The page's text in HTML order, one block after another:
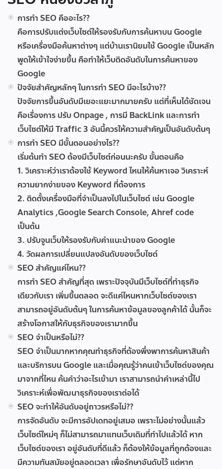
การทำ SEO คืออะไร??
คือการปรับแต่งเว็บไซต์ให้รองรับกับการค้นหาบน Google
หรือเครื่องมือค้นหาต่างๆ แต่บ้านเรานิยมใช้ Google เป็นหลัก
พูดให้เข้าใจง่ายขึ้น คือทำให้เว็บติดอันดับในการค้นหาของ
Google
ปัจจัยสำคัญหลักๆ ในการทำ SEO มีอะไรบ้าง??
ปัจจัยการขึ้นอันดับมีเยอะแยะมากมายครับ แต่ที่เห็นได้ชัดเจน
คือเรื่องการ ปรับ Onpage , การมี BackLink และการทำ
เว็บไซต์ให้มี Traffic 3 อันนี้ควรให้ความสำคัญเป็นอันดับต้นๆ
การทำ SEO มีขั้นตอนอย่างไร??
เริ่มต้นทำ SEO ต้องมีเว็บไซต์ก่อนนะครับ ขั้นตอนคือ
1. วิเคราะห์ว่าเราต้องใช้ Keyword ไหนให้ค้นหาเจอ วิเคราะห์
ความยากง่ายของ Keyword ที่ต้องการ
2. ติดตั้งเครื่องมือที่จำเป็นลงไปในเว็บไซต์ เช่น Google
Analytics ,Google Search Console, Ahref code
เป็นต้น
3. ปรับจูนเว็บให้รองรับกับคำแนะนำของ Google
4. วัดผลการเปลี่ยนแปลงอันดับของเว็บไซต์
SEO สำคัญแค่ไหน??
การทำ SEO สำคัญที่สุด เพราะปัจจุบันมีเว็บไซต์ที่ทำธุรกิจ
เดียวกับเรา เพิ่มขึ้นตลอด จะดีแค่ไหนหากเว็บไซต์ของเรา
สามารถอยู่อันดับต้นๆ ในการค้นหาข้อมูลของลูกค้าได้ นั้นก็จะ
สร้างโอกาสให้กับธุรกิจของเรามากขึ้น
SEO จำเป็นหรือไม่??
SEO จำเป็นมากหากคุณทำธุรกิจที่ต้องพึ่งพาการค้นหาสินค้า
และบริการบน Google และเมื่อคุณรู้ว่าคนเข้าเว็บไซต์ของคุณ
มาจากที่ไหน ค้นคำว่าอะไรเข้ามา เราสามารถนำคำเหล่านี้ไป
วิเคราะห์เพื่อพัฒนาธุรกิจของเราต่อได้
SEO จะทำให้อันดับอยู่ถาวรหรือไม่??
การจัดอันดับ จะมีการอัปเดทอยู่เสมอ เพราะไม่อย่างนั้นแล้ว
เว็บไซต์ใหม่ๆ ก็ไม่สามารถมาแทนเว็บเดิมที่ทำไปแล้วได้ หาก
เว็บไซต์ของเรา อยู่อันดับที่ดีแล้ว ก็ต้องให้ข้อมูลที่ถูกต้องและ
มีความทันสมัยอยู่ตลอดเวลา เพื่อรักษาอันดับไว้ แต่หาก